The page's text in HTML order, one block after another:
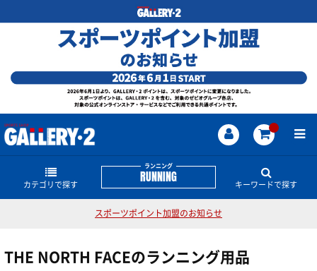
ランニング
RUNNING
カテゴリで探す
ランニングシューズ
レディスサイズ
陸上スパイク
キーワードで探す
THE NORTH FACE ゲルカヤノ HANZO GT-2000
スポーツポイント加盟のお知らせ
THE NORTH FACEのランニング用品